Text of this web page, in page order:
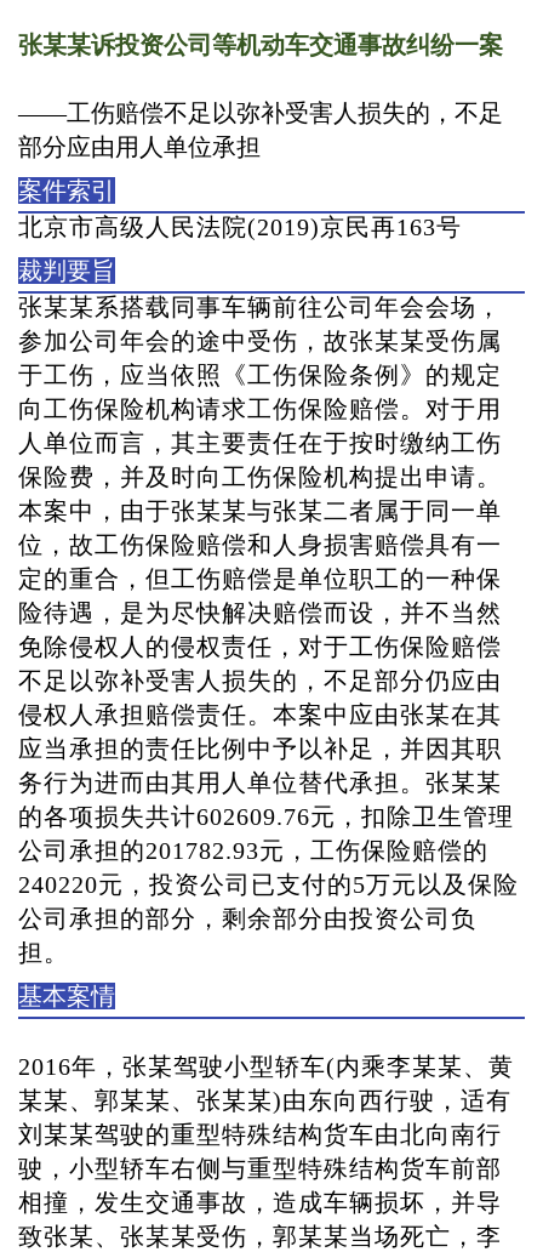
张某某诉投资公司等机动车交通事故纠纷一案
——工伤赔偿不足以弥补受害人损失的，不足
部分应由用人单位承担
案件索引
北京市高级人民法院(2019)京民再163号
裁判要旨
张某某系搭载同事车辆前往公司年会会场，
参加公司年会的途中受伤，故张某某受伤属
于工伤，应当依照《工伤保险条例》的规定
向工伤保险机构请求工伤保险赔偿。对于用
人单位而言，其主要责任在于按时缴纳工伤
保险费，并及时向工伤保险机构提出申请。
本案中，由于张某某与张某二者属于同一单
位，故工伤保险赔偿和人身损害赔偿具有一
定的重合，但工伤赔偿是单位职工的一种保
险待遇，是为尽快解决赔偿而设，并不当然
免除侵权人的侵权责任，对于工伤保险赔偿
不足以弥补受害人损失的，不足部分仍应由
侵权人承担赔偿责任。本案中应由张某在其
应当承担的责任比例中予以补足，并因其职
务行为进而由其用人单位替代承担。张某某
的各项损失共计602609.76元，扣除卫生管理
公司承担的201782.93元，工伤保险赔偿的
240220元，投资公司已支付的5万元以及保险
公司承担的部分，剩余部分由投资公司负
担。
基本案情
2016年，张某驾驶小型轿车(内乘李某某、黄
某某、郭某某、张某某)由东向西行驶，适有
刘某某驾驶的重型特殊结构货车由北向南行
驶，小型轿车右侧与重型特殊结构货车前部
相撞，发生交通事故，造成车辆损坏，并导
致张某、张某某受伤，郭某某当场死亡，李